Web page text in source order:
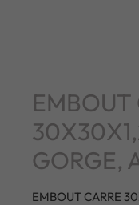
EMBOUT
GORGE,
EMBOUT CARRE